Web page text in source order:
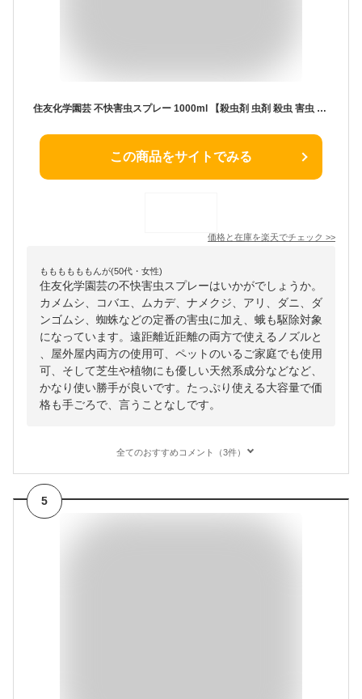
住友化学園芸 不快害虫スプレー 1000ml 【殺虫剤 虫剤 殺虫 害虫 防除 対策 カメムシ 蛾 コバエ クモ ムカデ ナメクジ アリ 赤ダニ タカラダニ ダンゴムシ 天然系成分 庭 花壇 芝生 家まわり】【おしゃれ おすすめ】[CB99]
この商品をサイトでみる
価格と在庫を楽天でチェック >>
ももももももんが(50代・女性)
住友化学園芸の不快害虫スプレーはいかがでしょうか。
カメムシ、コバエ、ムカデ、ナメクジ、アリ、ダニ、ダ
ンゴムシ、蜘蛛などの定番の害虫に加え、蛾も駆除対象
になっています。遠距離近距離の両方で使えるノズルと
、屋外屋内両方の使用可、ペットのいるご家庭でも使用
可、そして芝生や植物にも優しい天然系成分などなど、
かなり使い勝手が良いです。たっぷり使える大容量で価
格も手ごろで、言うことなしです。
全てのおすすめコメント（3件）
5